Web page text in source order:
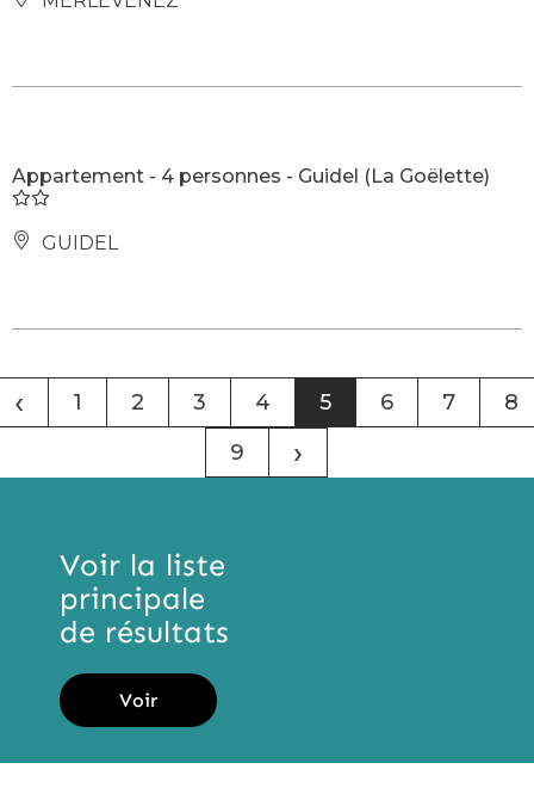
Appartement - 4 personnes - Guidel (La Goëlette)
GUIDEL
‹ 1 2 3 4 5 6 7
8
9
›
Voir la liste
principale
de résultats
Voir